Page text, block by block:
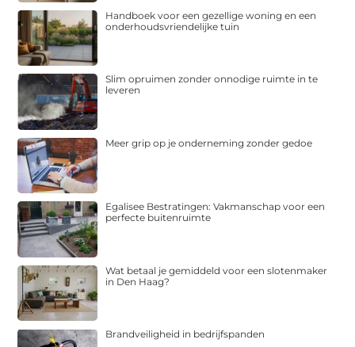
Handboek voor een gezellige woning en een
onderhoudsvriendelijke tuin
Slim opruimen zonder onnodige ruimte in te
leveren
Meer grip op je onderneming zonder gedoe
Egalisee Bestratingen: Vakmanschap voor een
perfecte buitenruimte
Wat betaal je gemiddeld voor een slotenmaker
in Den Haag?
Brandveiligheid in bedrijfspanden